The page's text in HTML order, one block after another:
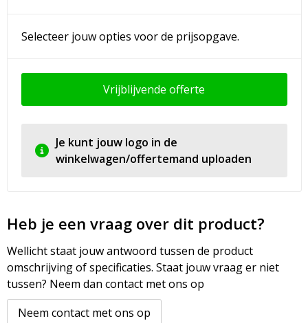
Selecteer jouw opties voor de prijsopgave.
Vrijblijvende offerte
Je kunt jouw logo in de
winkelwagen/offertemand uploaden
Heb je een vraag over dit product?
Wellicht staat jouw antwoord tussen de product
omschrijving of specificaties. Staat jouw vraag er niet
tussen? Neem dan contact met ons op
Neem contact met ons op